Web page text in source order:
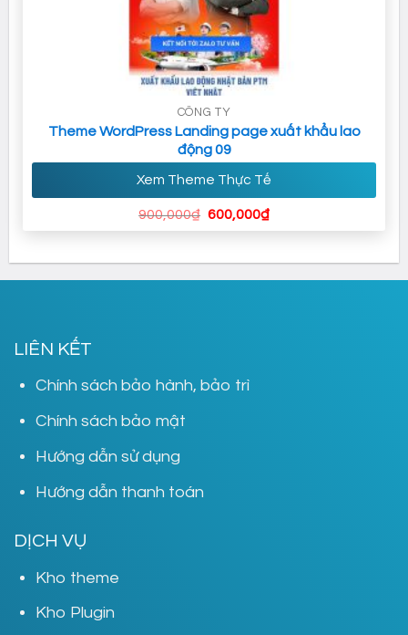
CÔNG TY
Theme WordPress Landing page xuất khẩu lao
động 09
Xem Theme Thực Tế
900,000₫ Giá
600,000₫Giá
600,000₫.
LIÊN KẾT
Chính sách bảo hành, bảo trì
Chính sách bảo mật
Hướng dẫn sử dụng
Hướng dẫn thanh toán
DỊCH VỤ
Kho theme
Kho Plugin